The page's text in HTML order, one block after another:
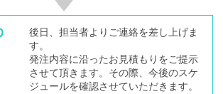
後日、担当者よりご連絡を差し上げま
す。
発注内容に沿ったお見積もりをご提示
させて頂きます。その際、今後のスケ
ジュールを確認させていただきます。